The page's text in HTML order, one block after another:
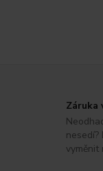
Záruka
nesedí?
vyměnit